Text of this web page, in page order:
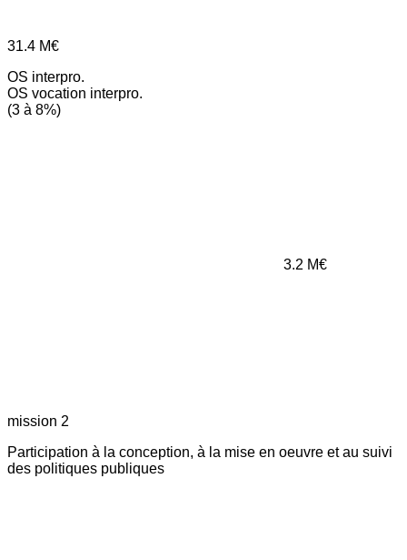
31.4 M€
OS interpro.
OS vocation interpro.
(3 à 8%)
3.2 M€
mission 2
Participation à la conception, à la mise en oeuvre et au suivi
des politiques publiques